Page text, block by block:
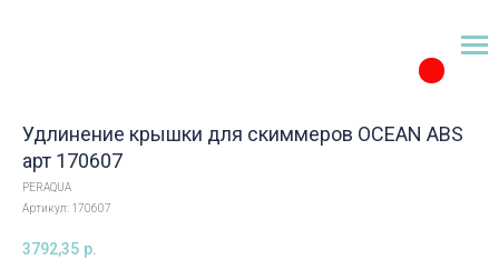
Удлинение крышки для скиммеров OCEAN ABS
арт 170607
PERAQUA
Артикул: 170607
3792,35 р.